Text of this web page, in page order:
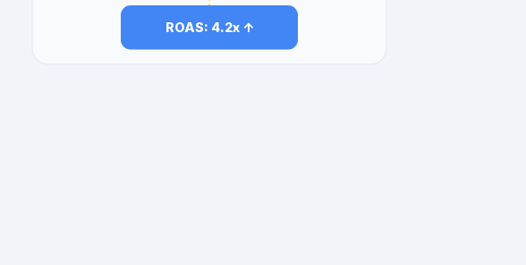
ROAS: 4.2x ↑